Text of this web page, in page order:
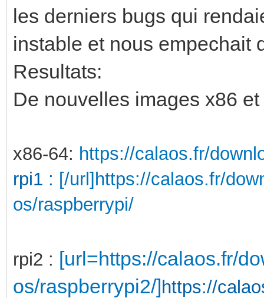
les derniers bugs qui
instable et nous empechait
Resultats:
De nouvelles images x86
x86-64: https://calaos.fr/
rpi1 : [/url]https://calaos.fr/
os/raspberrypi/
rpi2 : [url=https://calaos.fr/
os/raspberrypi2/]https://